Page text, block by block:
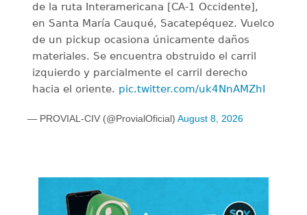
de la ruta Interamericana [CA-1 Occidente],
en Santa María Cauqué, Sacatepéquez. Vuelco
de un pickup ocasiona únicamente daños
materiales. Se encuentra obstruido el carril
izquierdo y parcialmente el carril derecho
hacia el oriente. pic.twitter.com/uk4NnAMZhI
— PROVIAL-CIV (@ProvialOficial) August 8, 2026